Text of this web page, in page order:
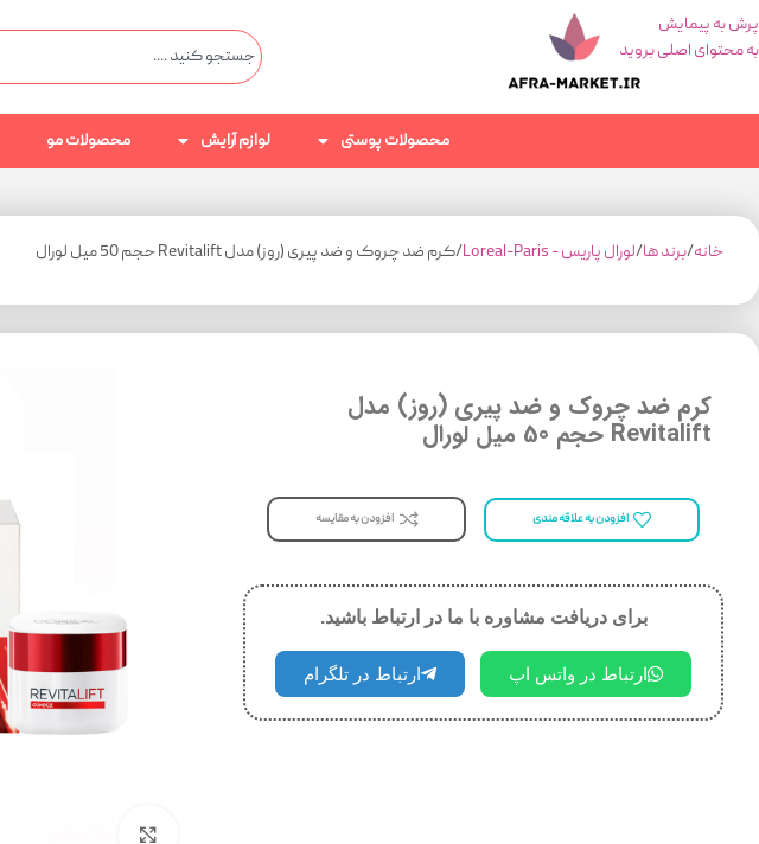
پرش به پیمایش
به محتوای اصلی بروید
محصولات پوستی لوازم آرایش محصولات مو
خانه برند ها لورال پاریس - Loreal-Paris کرم ضد چروک و ضد پیری (روز) مدل Revitalift حجم 50 میل لورال
کرم ضد چروک و ضد پیری (روز) مدل
Revitalift حجم 50 میل لورال
افزودن به علاقه مندی افزودن به مقایسه
برای دریافت مشاوره با ما در ارتباط باشید.
ارتباط در واتس اپ ارتباط در تلگرام